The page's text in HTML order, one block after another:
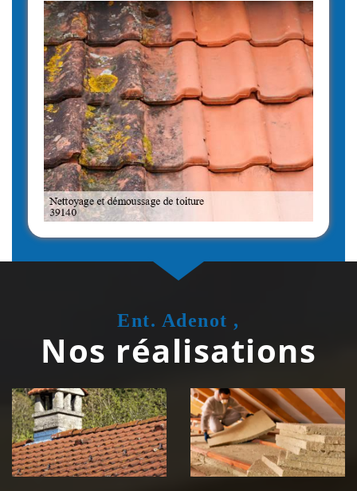
Ent. Adenot ,
Nos réalisations
Couvreur
zingueur 39
Jura
Isolation de
toiture 39
Jura